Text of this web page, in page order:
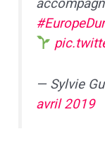
— Sylvie
avril 2019